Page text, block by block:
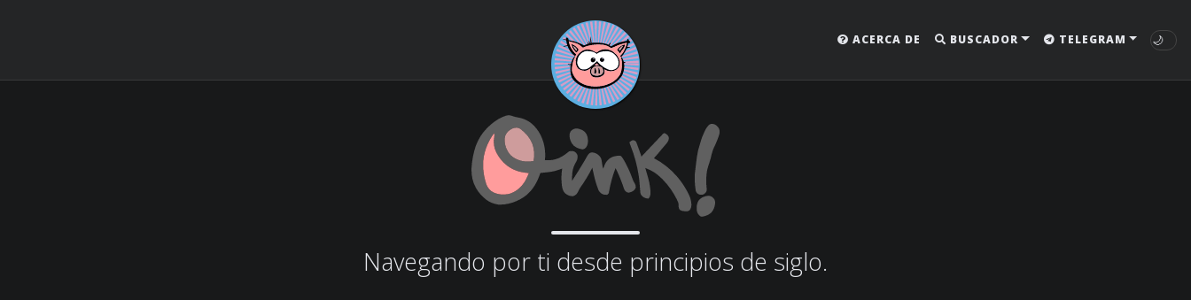
ACERCA DE BUSCADOR TELEGRAM 🌙
Navegando por ti desde principios de siglo.